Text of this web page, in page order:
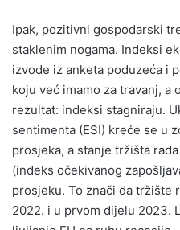
Ipak, pozitivni gospodarski
staklenim nogama. Indeksi
izvode iz anketa poduzeća i
koju već imamo za travanj, a
rezultat: indeksi stagniraju.
sentimenta (ESI) kreće se u
prosjeka, a stanje tržišta
(indeks očekivanog
prosjeku. To znači da tržište
2022. i u prvom dijelu 2023.